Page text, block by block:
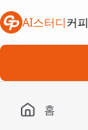
AI스터디커
새
홈